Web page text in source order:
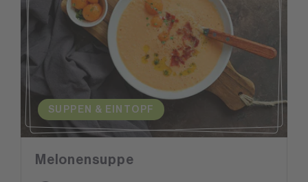
SUPPEN & EINTOPF
Melonensuppe